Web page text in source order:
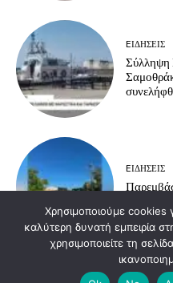
EΙΔΗΣΕΙΣ
Σύλληψη
EΙΔΗΣΕΙΣ
Χρησιμοποιούμε cookies
καλύτερη δυνατή εμπειρία
χρησιμοποιείτε τη